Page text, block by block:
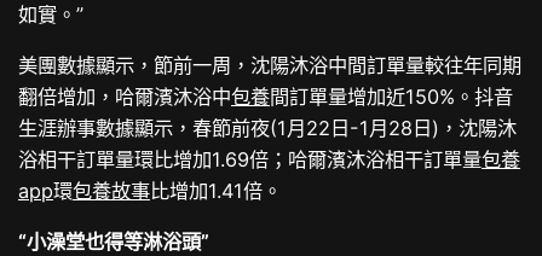
如實。”
美團數據顯示，節前一周，沈陽沐浴中間訂單量較往年同期
翻倍增加，哈爾濱沐浴中包養間訂單量增加近150%。抖音
生涯辦事數據顯示，春節前夜(1月22日-1月28日)，沈陽沐
浴相干訂單量環比增加1.69倍；哈爾濱沐浴相干訂單量包養
app環包養故事比增加1.41倍。
“小澡堂也得等淋浴頭”